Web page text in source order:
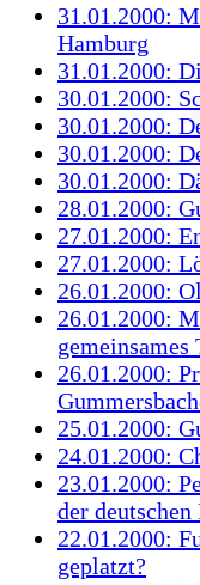
31.01.2000:
Hamburg
31.01.2000:
30.01.2000:
30.01.2000:
30.01.2000:
30.01.2000:
28.01.2000:
27.01.2000:
27.01.2000:
26.01.2000:
26.01.2000:
gemeinsames
26.01.2000:
25.01.2000:
24.01.2000:
23.01.2000:
der
22.01.2000:
geplatzt?